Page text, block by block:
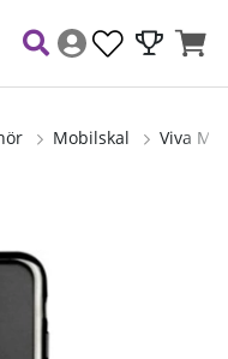
Mobilskal Viva